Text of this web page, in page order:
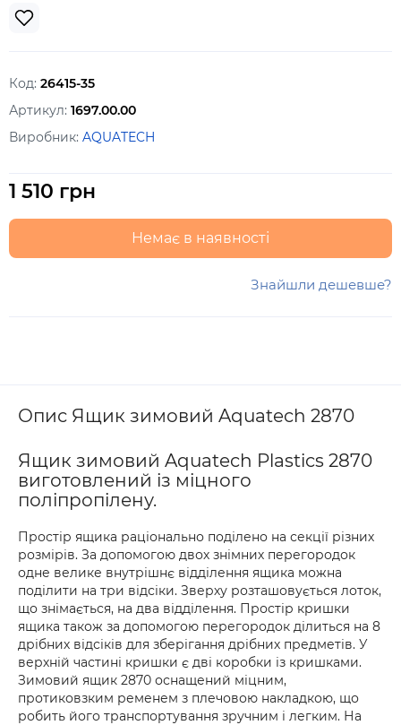
Код: 26415-35
Артикул: 1697.00.00
Виробник: AQUATECH
1 510 грн
Немає в наявності
Знайшли дешевше?
Опис Ящик зимовий Aquatech 2870
Ящик зимовий Aquatech Plastics 2870
виготовлений із міцного
поліпропілену.
Простір ящика раціонально поділено на секції різних
розмірів. За допомогою двох знімних перегородок
одне велике внутрішнє відділення ящика можна
поділити на три відсіки. Зверху розташовується лоток,
що знімається, на два відділення. Простір кришки
ящика також за допомогою перегородок ділиться на 8
дрібних відсіків для зберігання дрібних предметів. У
верхній частині кришки є дві коробки із кришками.
Зимовий ящик 2870 оснащений міцним,
протиковзким ременем з плечовою накладкою, що
робить його транспортування зручним і легким. На